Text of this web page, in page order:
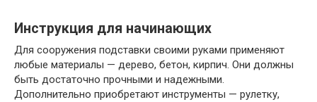
Инструкция для начинающих
Для сооружения подставки своими руками применяют
любые материалы — дерево, бетон, кирпич. Они должны
быть достаточно прочными и надежными.
Дополнительно приобретают инструменты — рулетку,